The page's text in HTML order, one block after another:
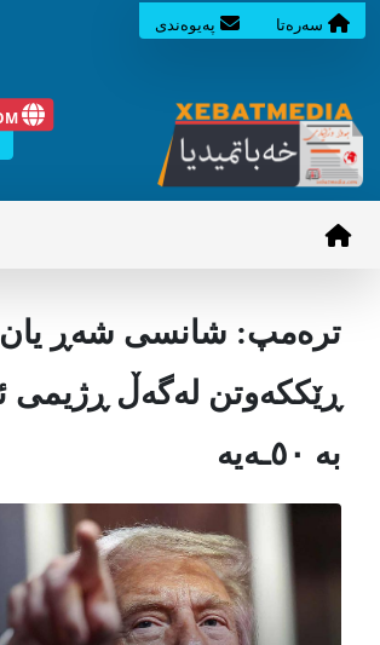
سه‌ره‌تا په‌یوه‌ندی
COM
ترەمپ: شانسی شەڕ یان
بە ٥٠ـەیە